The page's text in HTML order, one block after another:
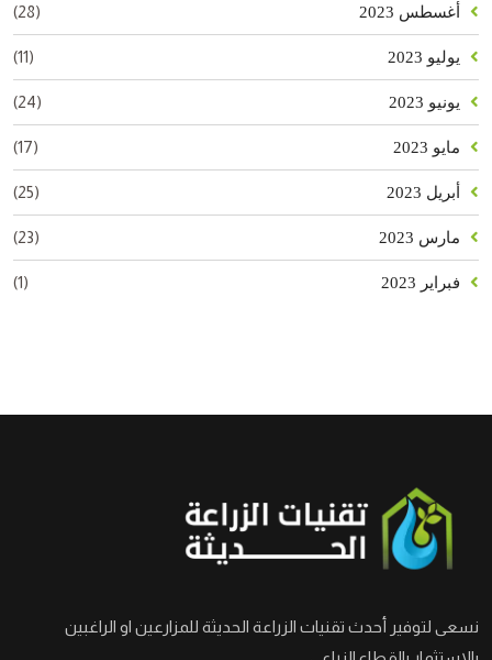
أغسطس 2023 (28)
يوليو 2023 (11)
يونيو 2023 (24)
مايو 2023 (17)
أبريل 2023 (25)
مارس 2023 (23)
فبراير 2023 (1)
نسعى لتوفير أحدث تقنيات الزراعة الحديثة للمزارعين او الراغبين